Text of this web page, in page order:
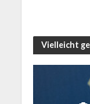
Vielleicht